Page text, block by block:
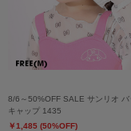
8/6～50%OFF SALE サンリオ バ
キャップ 1435
￥1,485 (50%OFF)